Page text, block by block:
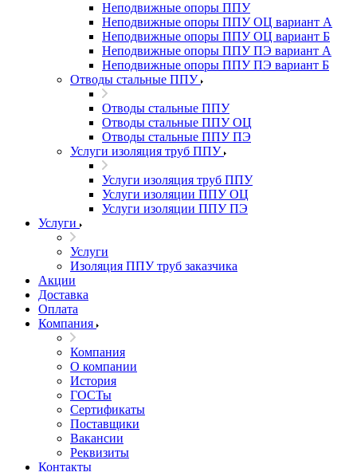
Неподвижные опоры ППУ
Неподвижные опоры ППУ ОЦ вариант А
Неподвижные опоры ППУ ОЦ вариант Б
Неподвижные опоры ППУ ПЭ вариант А
Неподвижные опоры ППУ ПЭ вариант Б
Отводы стальные ППУ
Отводы стальные ППУ
Отводы стальные ППУ ОЦ
Отводы стальные ППУ ПЭ
Услуги изоляция труб ППУ
Услуги изоляция труб ППУ
Услуги изоляции ППУ ОЦ
Услуги изоляции ППУ ПЭ
Услуги
Услуги
Изоляция ППУ труб заказчика
Акции
Доставка
Оплата
Компания
Компания
О компании
История
ГОСТы
Сертификаты
Поставщики
Вакансии
Реквизиты
Контакты